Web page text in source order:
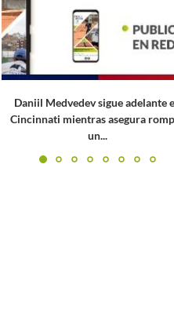
Daniil Medvedev sigue adelante en
Cincinnati mientras asegura romper
un...